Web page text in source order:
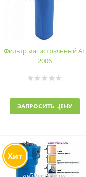
Фильтр магистральный AF
2006
ЗАПРОСИТЬ ЦЕНУ
Хит